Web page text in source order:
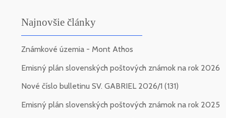
Najnovšie články
Známkové územia - Mont Athos
Emisný plán slovenských poštových známok na rok 2026
Nové číslo bulletinu SV. GABRIEL 2026/1 (131)
Emisný plán slovenských poštových známok na rok 2025